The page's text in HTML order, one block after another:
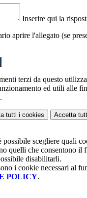
Inserire qui la
aprire l'allegato (se
terzi da questo
ed utili alle
.
tutti i cookies Accetta
possibile scegliere quali
quelli che consentono il
disabilitarli.
i cookie necessari al
POLICY.